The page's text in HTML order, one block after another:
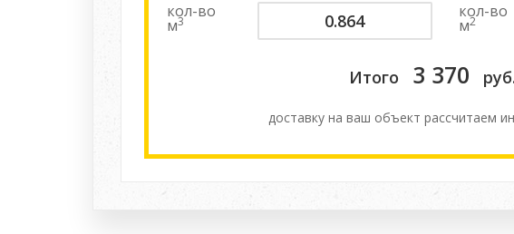
кол-во
м3
кол-во
м2
Итого 3 370 руб.
доставку на ваш объект расcчитаем